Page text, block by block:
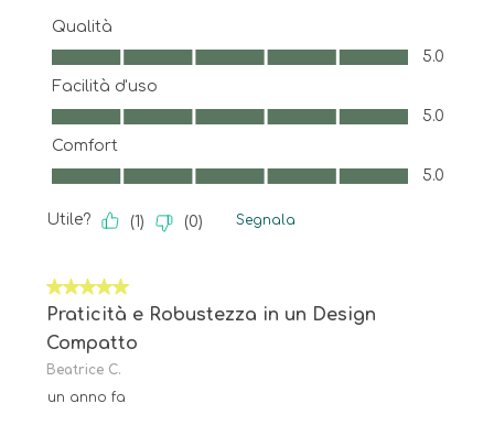
Qualità
Qualità, 5.0 su 5
5.0
Facilità d'uso
Facilità d'uso, 5.0 su 5
5.0
Comfort
Comfort, 5.0 su 5
5.0
Utile? (1) (0) Segnala
5 su 5 stelle.
Praticità e Robustezza in un Design
Compatto
Beatrice C.
un anno fa